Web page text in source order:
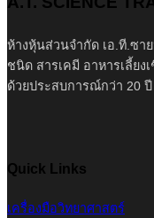
ห้างหุ้นส่วนจำกัด เอ.ที.ซา
ชนิด สารเคมี อาหารเลี้ย
ด้วยประสบการณ์กว่า 20 ปี
Quick Links
เครื่องมือวิทยาศาสตร์